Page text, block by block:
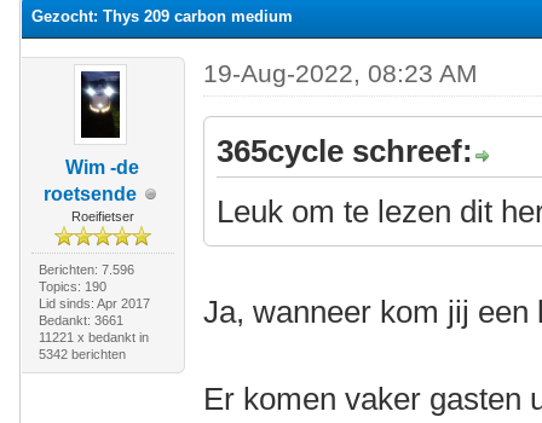
Gezocht: Thys 209 carbon medium
Wim -de
roetsende
Roeifietser
Berichten: 7.596
Topics: 190
Lid sinds: Apr 2017
Bedankt: 3661
11221 x bedankt in
5342 berichten
19-Aug-2022, 08:23 AM
365cycle schreef:
Leuk om te lezen dit
Ja, wanneer kom jij
Er komen vaker gasten